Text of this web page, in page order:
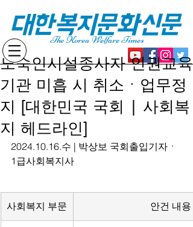
대한복지문화신문
The Korea Welfare Times
노숙인시설종사자 인권교육
기관 미흡 시 취소ㆍ업무정
지 [대한민국 국회 | 사회복
지 헤드라인]
2024.10.16.수 | 박상보 국회출입기자ㆍ
1급사회복지사
사회복지 부문 안건 내용